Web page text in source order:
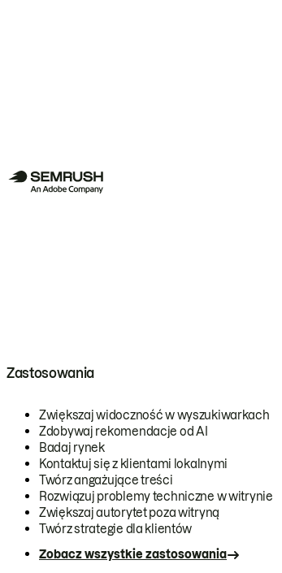
Zastosowania
Zwiększaj widoczność w wyszukiwarkach
Zdobywaj rekomendacje od AI
Badaj rynek
Kontaktuj się z klientami lokalnymi
Twórz angażujące treści
Rozwiązuj problemy techniczne w witrynie
Zwiększaj autorytet poza witryną
Twórz strategie dla klientów
Zobacz wszystkie zastosowania